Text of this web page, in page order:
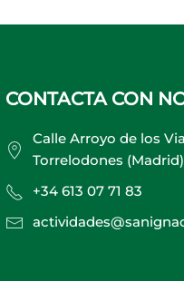
CONTACTA CON
Calle Arroyo de los
Torrelodones
+34 613 07 71 83